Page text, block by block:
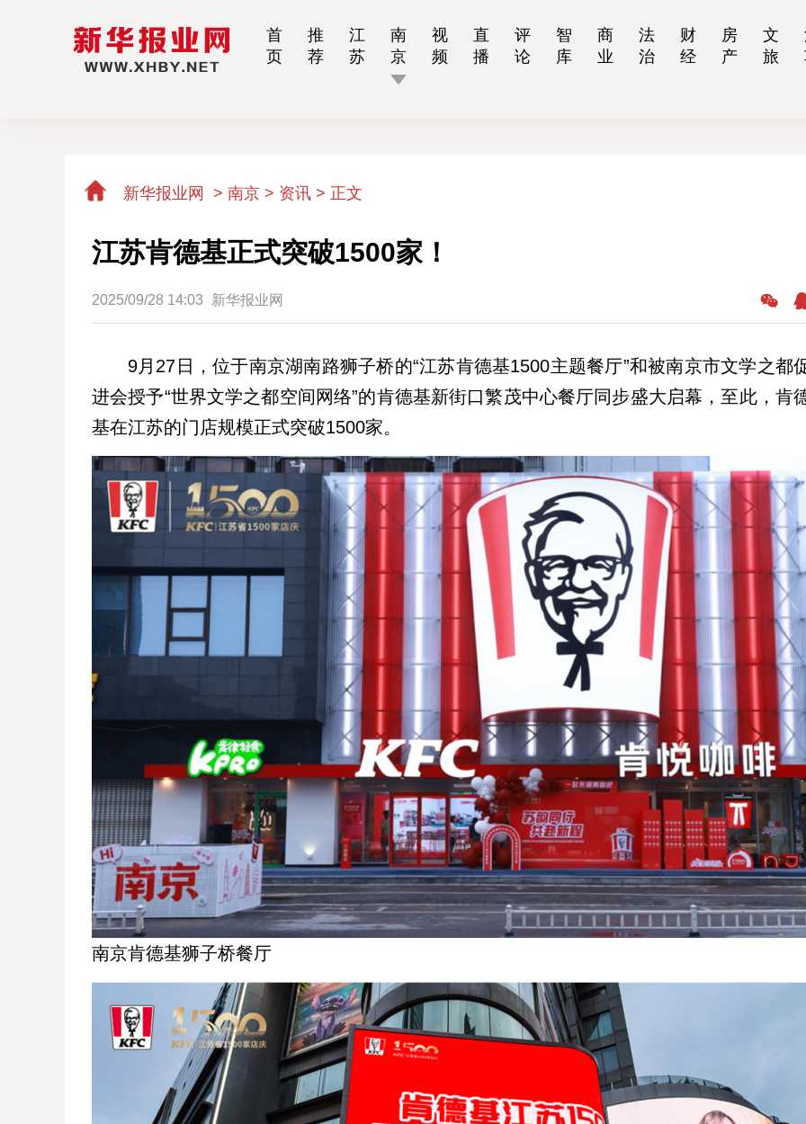
首
页
推
荐
江
苏
南
京
视
频
直
播
评
论
智
库
商
业
法
治
财
经
房
产
文
旅
新华报业网 > 南京 > 资讯 > 正文
江苏肯德基正式突破1500家！
2025/09/28 14:03 新华报业网
9月27日，位于南京湖南路狮子桥的“江苏肯德基1500主题餐厅”和被南京市文学之都
进会授予“世界文学之都空间网络”的肯德基新街口繁茂中心餐厅同步盛大启幕，至此，肯
基在江苏的门店规模正式突破1500家。
南京肯德基狮子桥餐厅